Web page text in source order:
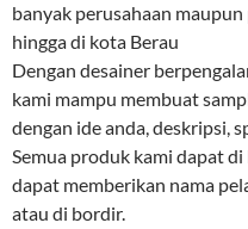
banyak perusahaan
hingga di kota Berau
Dengan desainer
kami mampu membuat
dengan ide anda, deskripsi,
Semua produk kami dapat
dapat memberikan nama
atau di bordir.